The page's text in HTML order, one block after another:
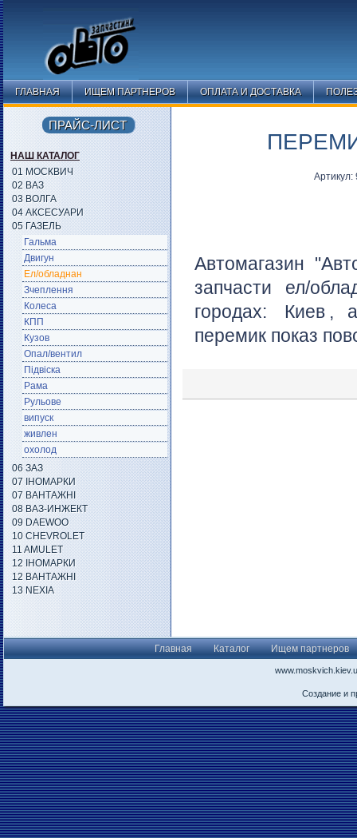
ГЛАВНАЯ ИЩЕМ ПАРТНЕРОВ ОПЛАТА И ДОСТАВКА
Автомагазин
запчасти ел/
городах:
Киев , а
перемик показ
ПРАЙС-ЛИСТ
НАШ КАТАЛОГ
01 МОСКВИЧ
02 ВАЗ
03 ВОЛГА
04 АКСЕСУАРИ
05 ГАЗЕЛЬ
Гальма
Двигун
Ел/обладнан
Зчеплення
Колеса
КПП
Кузов
Опал/вентил
Підвіска
Рама
Рульове
випуск
живлен
охолод
06 ЗАЗ
07 ІНОМАРКИ
07 ВАНТАЖНІ
08 ВАЗ-ИНЖЕКТ
09 DAEWOO
10 CHEVROLET
11 AMULET
12 ІНОМАРКИ
12 ВАНТАЖНІ
13 NEXIA
Главная Каталог Ищем партнеров
Создание и